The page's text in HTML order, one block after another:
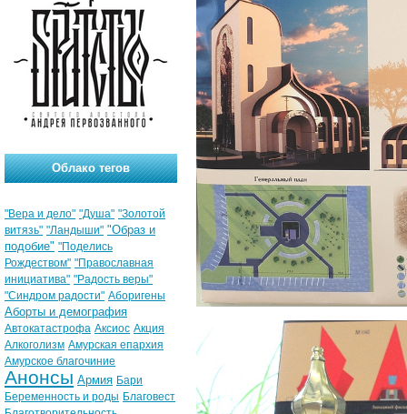
Облако тегов
"Вера и дело" "Душа" "Золотой
витязь" "Ландыши" "Образ и
подобие" "Поделись
Рождеством" "Православная
инициатива" "Радость веры"
"Синдром радости" Аборигены
Аборты и демография
Автокатастрофа Аксиос Акция
Алкоголизм Амурская епархия
Амурское благочиние
Анонсы Армия Бари
Беременность и роды Благовест